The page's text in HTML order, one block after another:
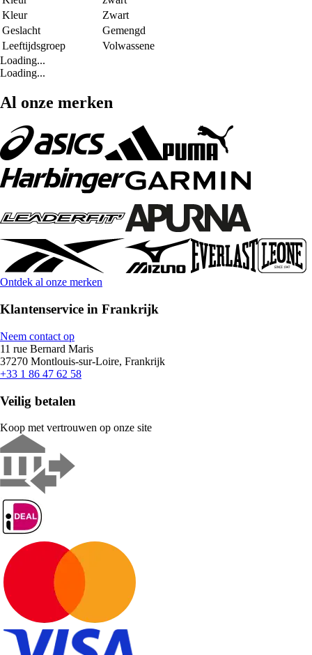
Kleur
Zwart
Geslacht
Gemengd
Leeftijdsgroep
Volwassene
Loading...
Loading...
Al onze merken
Ontdek al onze merken
Klantenservice in Frankrijk
Neem contact op
11 rue Bernard Maris
37270 Montlouis-sur-Loire, Frankrijk
+33 1 86 47 62 58
Veilig betalen
Koop met vertrouwen op onze site